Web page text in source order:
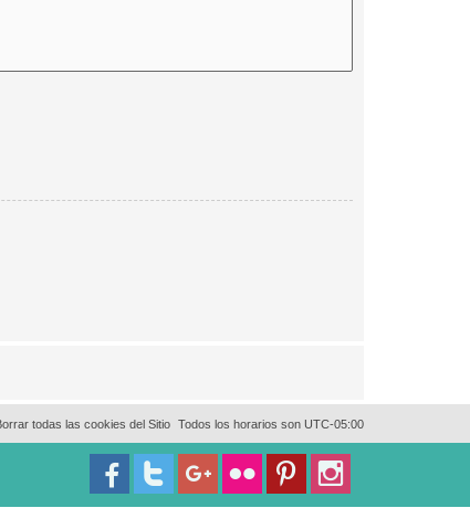
Todos los horarios son UTC-05:00
todas las cookies del Sitio